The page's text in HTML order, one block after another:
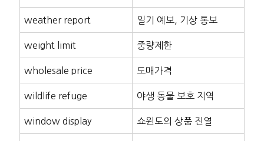
weather report 일기 예보, 기상 통보
weight limit 중량제한
wholesale price 도매가격
wildlife refuge 야생 동물 보호 지역
window display 쇼윈도의 상품 진열